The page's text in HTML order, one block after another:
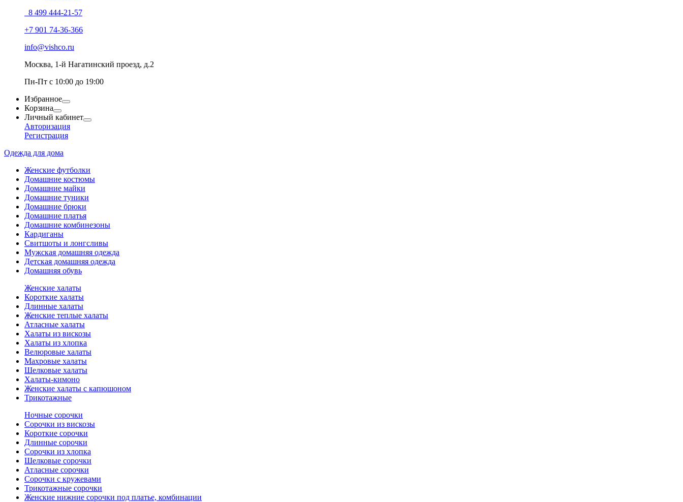
8 499 444-21-57
+7 901 74-36-366
info@vishco.ru
Москва, 1-й Нагатинский проезд, д.2
Пн-Пт с 10:00 до 19:00
Избранное
Корзина
Личный кабинет
Авторизация
Регистрация
Одежда для дома
Женские футболки
Домашние костюмы
Домашние майки
Домашние туники
Домашние брюки
Домашние платья
Домашние комбинезоны
Кардиганы
Свитшоты и лонгсливы
Мужская домашняя одежда
Детская домашняя одежда
Домашняя обувь
Женские халаты
Короткие халаты
Длинные халаты
Женские теплые халаты
Атласные халаты
Халаты из вискозы
Халаты из хлопка
Велюровые халаты
Махровые халаты
Шелковые халаты
Халаты-кимоно
Женские халаты с капюшоном
Трикотажные
Ночные сорочки
Сорочки из вискозы
Короткие сорочки
Длинные сорочки
Сорочки из хлопка
Шелковые сорочки
Атласные сорочки
Сорочки с кружевами
Трикотажные сорочки
Женские нижние сорочки под платье, комбинации